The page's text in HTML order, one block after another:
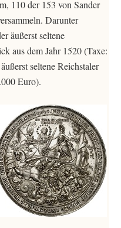
110 der 153 von Sander
Darunter
äußerst seltene
aus dem Jahr 1520 (Taxe:
seltene Reichstaler
Euro).